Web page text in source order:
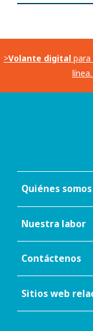
>Volante digital
Quiénes somos
Nuestra labor
Contáctenos
Sitios web